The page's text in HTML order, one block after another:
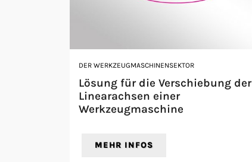
DER WERKZEUGMASCHINENSEKTOR
Lösung für die Verschiebung der
Linearachsen einer
Werkzeugmaschine
MEHR INFOS